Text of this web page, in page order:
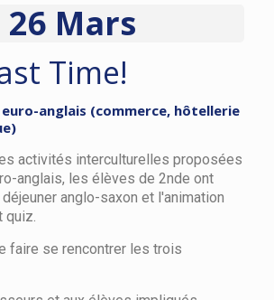
26 Mars
Time!
euro-anglais (commerce, hôtellerie
activités interculturelles proposées
anglais, les élèves de 2nde ont
anglo-saxon et l'animation
quiz.
faire se rencontrer les trois